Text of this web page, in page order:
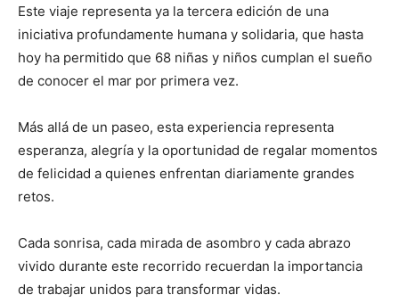
Este viaje representa ya la tercera edición de una
iniciativa profundamente humana y solidaria, que hasta
hoy ha permitido que 68 niñas y niños cumplan el sueño
de conocer el mar por primera vez.
Más allá de un paseo, esta experiencia representa
esperanza, alegría y la oportunidad de regalar momentos
de felicidad a quienes enfrentan diariamente grandes
retos.
Cada sonrisa, cada mirada de asombro y cada abrazo
vivido durante este recorrido recuerdan la importancia
de trabajar unidos para transformar vidas.